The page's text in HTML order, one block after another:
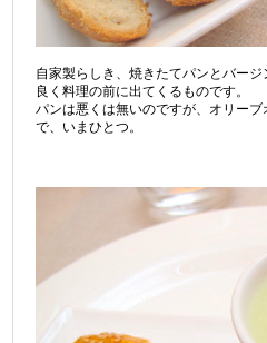
自家製らしき、焼きたてパンとバージ
良く料理の前に出てくるものです。
パンは悪くは無いのですが、オリー
で、いまひとつ。